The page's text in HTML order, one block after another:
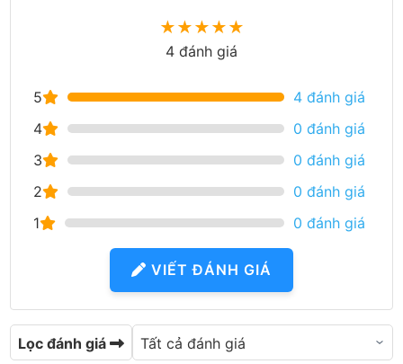
★★★★★
4 đánh giá
5
4 đánh giá
4
0 đánh giá
3
0 đánh giá
2
0 đánh giá
1
0 đánh giá
VIẾT ĐÁNH GIÁ
Lọc đánh giá